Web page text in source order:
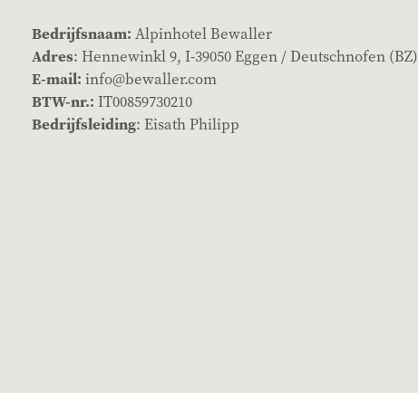
Bedrijfsnaam: Alpinhotel Bewaller
Adres: Hennewinkl 9, I-39050 Eggen / Deutschnofen (BZ)
E-mail: info@bewaller.com
BTW-nr.: IT00859730210
Bedrijfsleiding: Eisath Philipp